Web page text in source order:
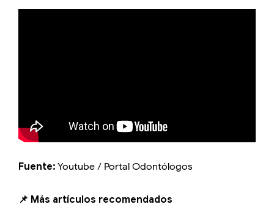
Fuente: Youtube / Portal Odontólogos
📌 Más artículos recomendados